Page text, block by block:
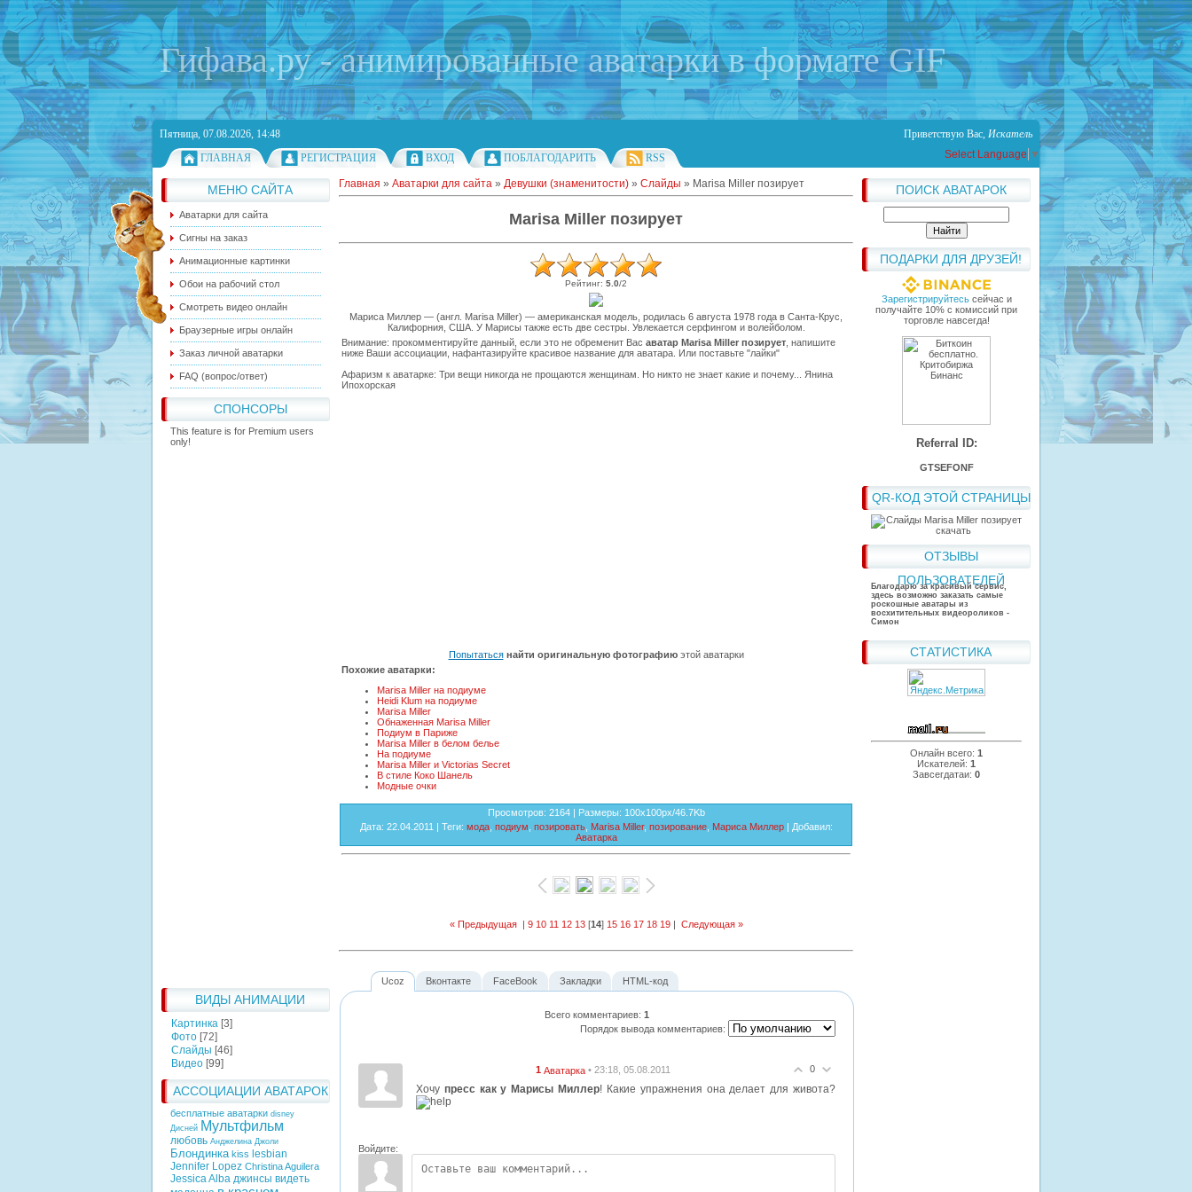
Гифава.ру - анимированные аватарки в формате GIF
Пятница, 07.08.2026, 14:48 Приветствую Вас, Искатель
ГЛАВНАЯ
РЕГИСТРАЦИЯ ВХОД ПОБЛАГОДАРИТЬ RSS Select Language ▼
МЕНЮ САЙТА
Аватарки для сайта
Сигны на заказ
Анимационные картинки
Обои на рабочий стол
Смотреть видео онлайн
Браузерные игры онлайн
Заказ личной аватарки
FAQ (вопрос/ответ)
СПОНСОРЫ
This feature is for Premium users
only!
ВИДЫ АНИМАЦИИ
Картинка [3]
Фото [72]
Слайды [46]
Видео [99]
АССОЦИАЦИИ АВАТАРОК
бесплатные аватарки disney
Дисней Мультфильм
любовь Анджелина Джоли
Блондинка kiss lesbian
Jennifer Lopez Christina Aguilera
Jessica Alba джинсы видеть
ПОИСК АВАТАРОК
ПОДАРКИ ДЛЯ ДРУЗЕЙ!
Зарегистрируйтесьсейчас и
получайте 10% с комиссий при
торговле навсегда!
Referral ID:
GTSEFONF
QR-КОД ЭТОЙ СТРАНИЦЫ
ОТЗЫВЫ
ПОЛЬЗОВАТЕЛЕЙ
Благодарю за красивый сервис,
здесь возможно заказать самые
роскошные аватары из
восхитительных видеороликов -
Симон
СТАТИСТИКА
Онлайн всего: 1
Искателей: 1
Завсегдатаи: 0
Главная » Аватарки для сайта » Девушки (знаменитости) » Слайды » Marisa Miller позирует
Marisa Miller позирует
Рейтинг: 5.0/2
Мариса Миллер — (англ. Marisa Miller) — американская модель, родилась 6 августа 1978 года в Санта-Крус,
Калифорния, США. У Марисы также есть две сестры. Увлекается серфингом и волейболом.
Внимание: прокомментируйте данный, если это не обременит Вас аватар Marisa Miller позирует , напишите
ниже Ваши ассоциации, нафантазируйте красивое название для аватара. Или поставьте "лайки"
Афаризм к аватарке: Три вещи никогда не прощаются женщинам. Но никто не знает какие и почему... Янина
Ипохорская
Попытаться найти оригинальную фотографиюэтой аватарки
Похожие аватарки:
Мarisa Мiller на подиуме
Heidi Klum на подиуме
Marisa Miller
Обнаженная Marisa Miller
Подиум в Париже
Marisa Miller в белом белье
На подиуме
Мarisa Мiller и Victorias Secret
В стиле Коко Шанель
Модные очки
Просмотров: 2164 | Размеры: 100x100px/46.7Kb
Дата: 22.04.2011 | Теги: мода, подиум позировать, Marisa Miller, позирование, Мариса Миллер| Добавил:
Аватарка
« Предыдущая| 9 10 11 12 13[14] 15 16 17 18 19| Следующая »
Ucoz
Всего комментариев: 1
Порядок вывода комментариев:
0
1 Аватарка • 23:18, 05.08.2011
Хочу пресс как у Марисы Миллер! Какие упражнения она делает для живота?
Войдите:
Вконтакте FaceBook Закладки HTML-код